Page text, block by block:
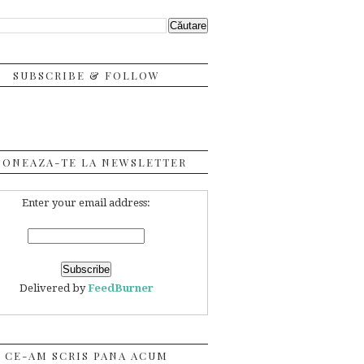
SUBSCRIBE & FOLLOW
TE LA NEWSLETTER
Enter your email address:
Delivered byFeedBurner
CE-AM SCRIS PANA ACUM